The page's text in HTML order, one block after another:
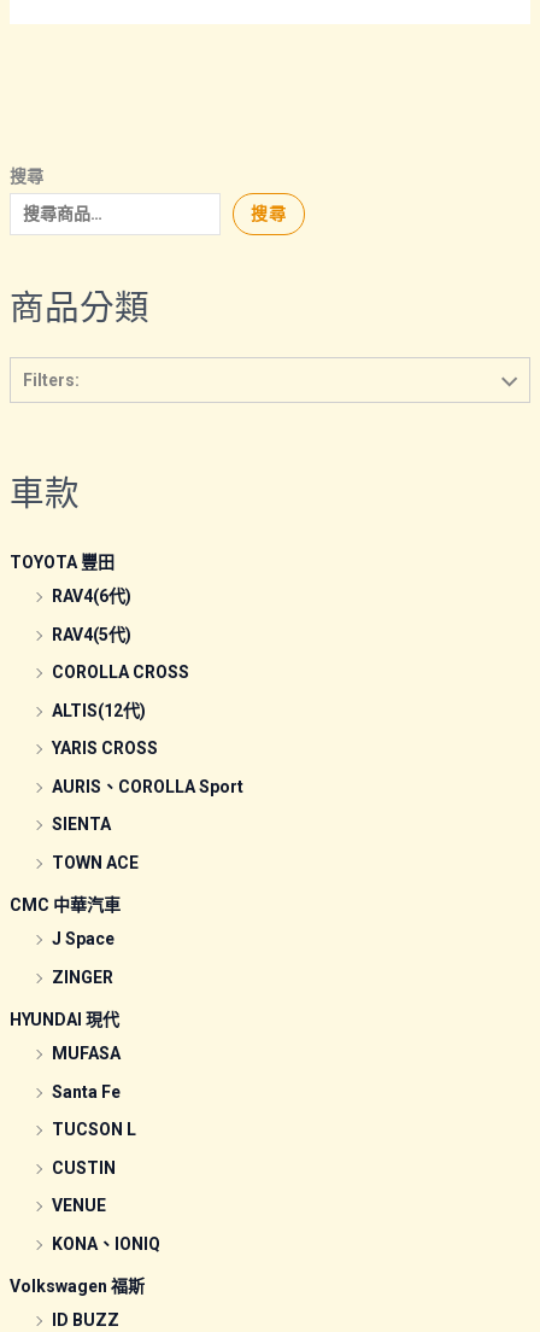
搜尋
搜尋
商品分類
Filters:
車款
TOYOTA 豐田
RAV4(6代)
RAV4(5代)
COROLLA CROSS
ALTIS(12代)
YARIS CROSS
AURIS、COROLLA Sport
SIENTA
TOWN ACE
CMC 中華汽車
J Space
ZINGER
HYUNDAI 現代
MUFASA
Santa Fe
TUCSON L
CUSTIN
VENUE
KONA、IONIQ
Volkswagen 福斯
ID BUZZ
式。